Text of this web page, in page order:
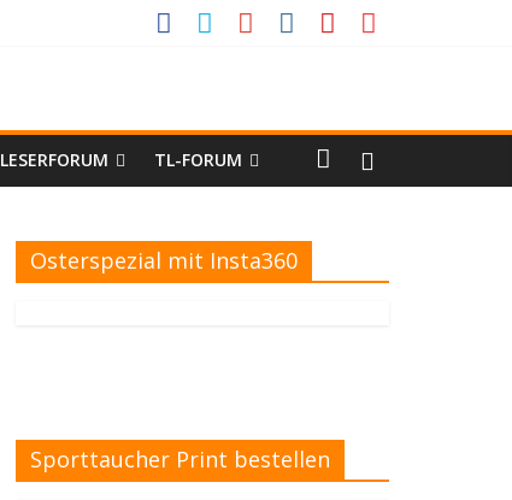
LESERFORUM TL-FORUM
Osterspezial mit Insta360
Sporttaucher Print bestellen